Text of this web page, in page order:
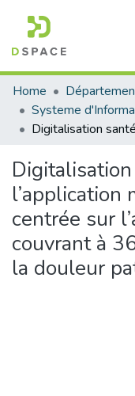
Communities &
All of DSpace
Statistics
Home
Systeme
l’application
centrée sur
couvrant à
la douleur